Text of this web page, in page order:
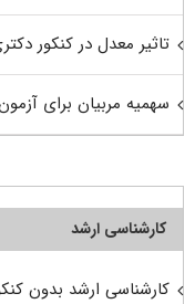
تاثیر معدل در کنکور
سهمیه مربیان برای
کارشناسی ارشد
کارشناسی ارشد بدون